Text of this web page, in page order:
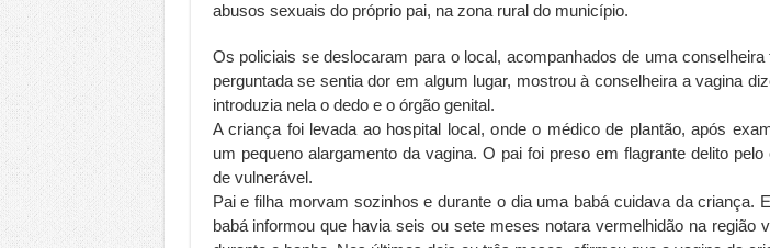
abusos sexuais do próprio pai, na zona rural do município.
Os policiais se deslocaram para o local, acompanhados de uma conselheira
perguntada se sentia dor em algum lugar, mostrou à conselheira a vagina
introduzia nela o dedo e o órgão genital.
A criança foi levada ao hospital local, onde o médico de plantão, após
um pequeno alargamento da vagina. O pai foi preso em flagrante delito
de vulnerável.
Pai e filha morvam sozinhos e durante o dia uma babá cuidava da criança.
babá informou que havia seis ou sete meses notara vermelhidão na região